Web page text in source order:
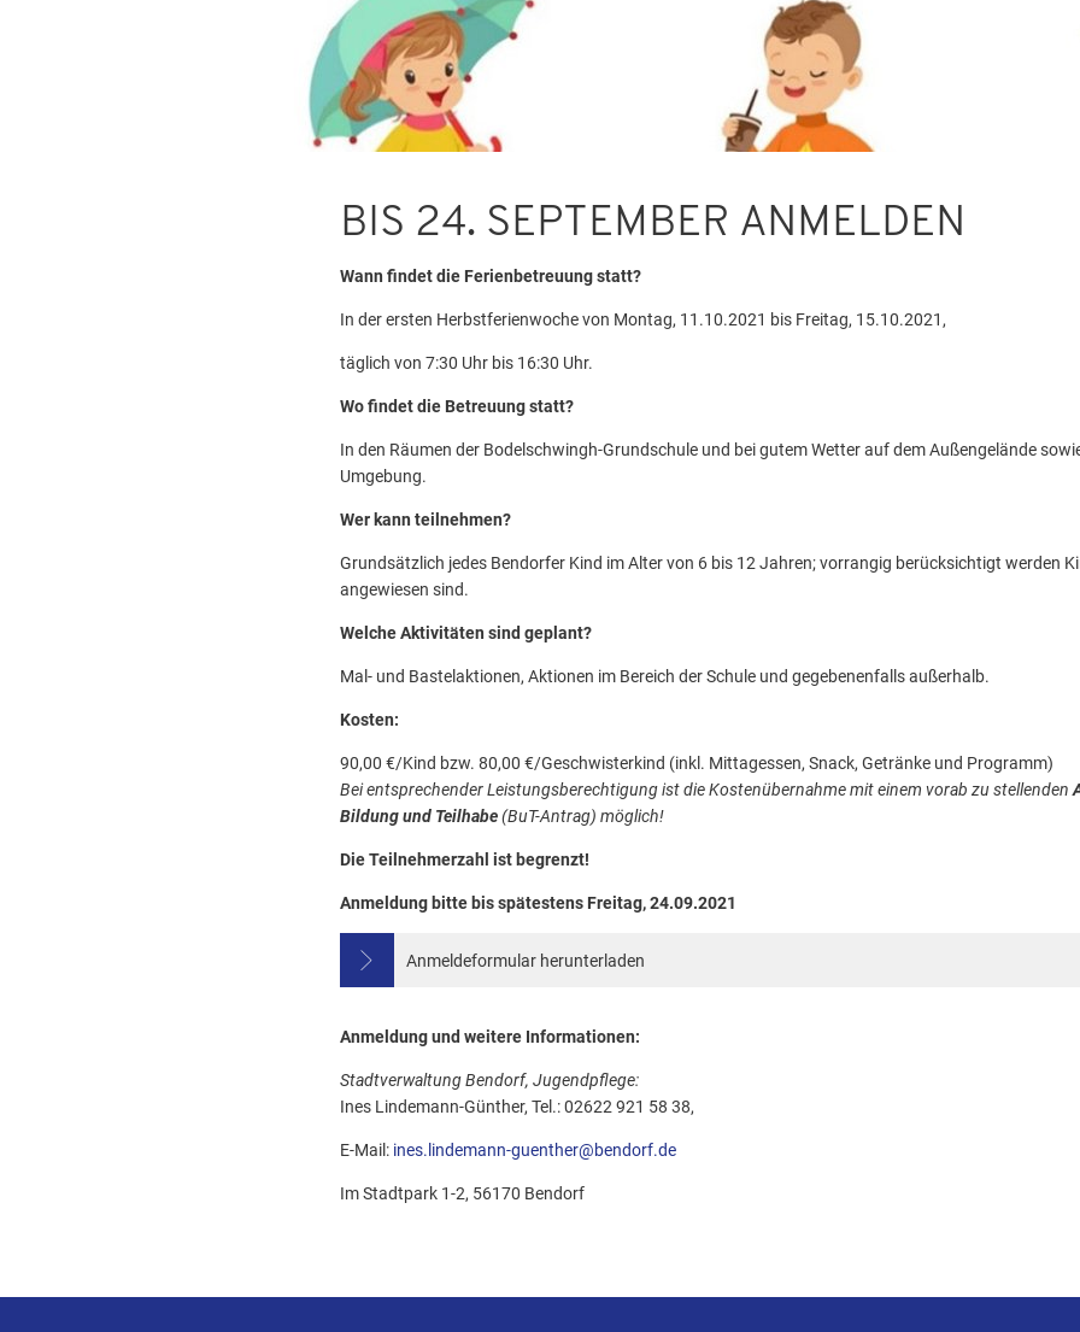
BIS 24. SEPTEMBER ANMELDEN
Wann findet die Ferienbetreuung statt?
In der ersten Herbstferienwoche von Montag, 11.10.2021 bis Freitag, 15.10.2021,
täglich von 7:30 Uhr bis 16:30 Uhr.
Wo findet die Betreuung statt?
In den Räumen der Bodelschwingh-Grundschule und bei gutem Wetter auf dem Außengelände
Umgebung.
Wer kann teilnehmen?
Grundsätzlich jedes Bendorfer Kind im Alter von 6 bis 12 Jahren; vorrangig berücksichtigt werden
angewiesen sind.
Welche Aktivitäten sind geplant?
Mal- und Bastelaktionen, Aktionen im Bereich der Schule und gegebenenfalls außerhalb.
Kosten:
90,00 €/Kind bzw. 80,00 €/Geschwisterkind (inkl. Mittagessen, Snack, Getränke und Programm)
Bei entsprechender Leistungsberechtigung ist die Kostenübernahme mit einem vorab zu stellenden
Bildung und Teilhabe(BuT-Antrag) möglich!
Die Teilnehmerzahl ist begrenzt!
Anmeldung bitte bis spätestens Freitag, 24.09.2021
Anmeldeformular herunterladen
Anmeldung und weitere Informationen:
Stadtverwaltung Bendorf, Jugendpflege:
Ines Lindemann-Günther, Tel.: 02622 921 58 38,
E-Mail: ines.lindemann-guenther@bendorf.de
Im Stadtpark 1-2, 56170 Bendorf